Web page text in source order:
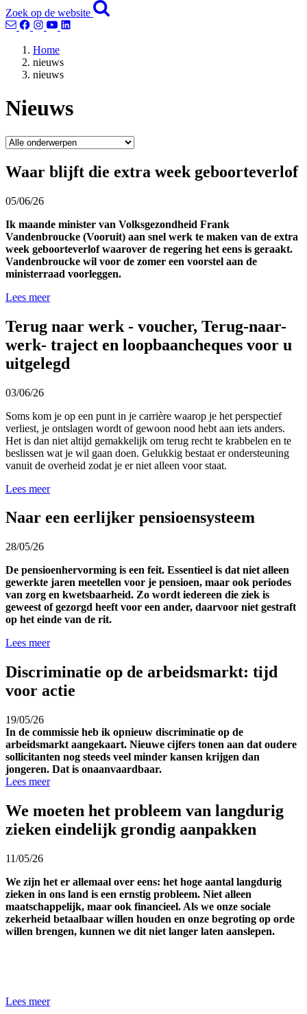
Zoek op de website
Home
nieuws
nieuws
Nieuws
Waar blijft die extra week geboorteverlof
05/06/26
Ik maande minister van Volksgezondheid Frank
Vandenbroucke (Vooruit) aan snel werk te maken van de extra
week geboorteverlof waarover de regering het eens is geraakt.
Vandenbroucke wil voor de zomer een voorstel aan de
ministerraad voorleggen.
Lees meer
Terug naar werk - voucher, Terug-naar-
werk- traject en loopbaancheques voor u
uitgelegd
03/06/26
Soms kom je op een punt in je carrière waarop je het perspectief
verliest, je ontslagen wordt of gewoon nood hebt aan iets anders.
Het is dan niet altijd gemakkelijk om terug recht te krabbelen en te
beslissen wat je wil gaan doen. Gelukkig bestaat er ondersteuning
vanuit de overheid zodat je er niet alleen voor staat.
Lees meer
Naar een eerlijker pensioensysteem
28/05/26
De pensioenhervorming is een feit. Essentieel is dat niet alleen
gewerkte jaren meetellen voor je pensioen, maar ook periodes
van zorg en kwetsbaarheid. Zo wordt iedereen die ziek is
geweest of gezorgd heeft voor een ander, daarvoor niet gestraft
op het einde van de rit.
Lees meer
Discriminatie op de arbeidsmarkt: tijd
voor actie
19/05/26
In de commissie heb ik opnieuw discriminatie op de
arbeidsmarkt aangekaart. Nieuwe cijfers tonen aan dat oudere
sollicitanten nog steeds veel minder kansen krijgen dan
jongeren. Dat is onaanvaardbaar.
Lees meer
We moeten het probleem van langdurig
zieken eindelijk grondig aanpakken
11/05/26
We zijn het er allemaal over eens: het hoge aantal langdurig
zieken in ons land is een ernstig probleem. Niet alleen
maatschappelijk, maar ook financieel. Als we onze sociale
zekerheid betaalbaar willen houden en onze begroting op orde
willen brengen, kunnen we dit niet langer laten aanslepen.
Lees meer